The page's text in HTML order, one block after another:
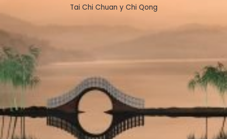
Tai Chi Chuan y Chi Qong